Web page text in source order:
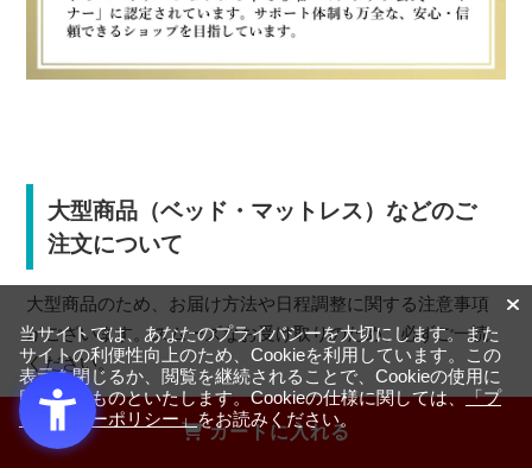
カートに入れる
大型商品（ベッド・マットレス）などのご
注文について
大型商品のため、お届け方法や日程調整に関する注意事項
がございます。スムーズなお受け取りのため、必ずご一読
ください。
当サイトでは、あなたのプライバシーを大切にします。また
サイトの利便性向上のため、Cookieを利用しています。この
表示を閉じるか、閲覧を継続されることで、Cookieの使用に
同意するものといたします。Cookieの仕様に関しては、「プ
ライバシーポリシー」をお読みください。